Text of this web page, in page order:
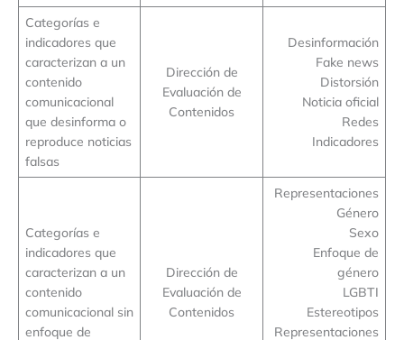
Categorías e
indicadores que
caracterizan a un
contenido
comunicacional
que desinforma o
reproduce noticias
falsas
Dirección de
Evaluación de
Contenidos
Desinformación
Fake news
Distorsión
Noticia oficial
Redes
Indicadores
Categorías e
indicadores que
caracterizan a un
contenido
comunicacional sin
enfoque de
Dirección de
Evaluación de
Contenidos
Representaciones
Género
Sexo
Enfoque de
género
LGBTI
Estereotipos
Representaciones